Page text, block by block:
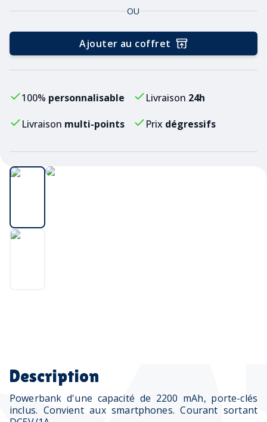
Description
Powerbank d'une capacité de 2200 mAh, porte-clés
inclus. Convient aux smartphones. Courant sortant
OU
Ajouter au coffret
100% personnalisable Livraison 24h
Livraison multi-points Prix dégressifs